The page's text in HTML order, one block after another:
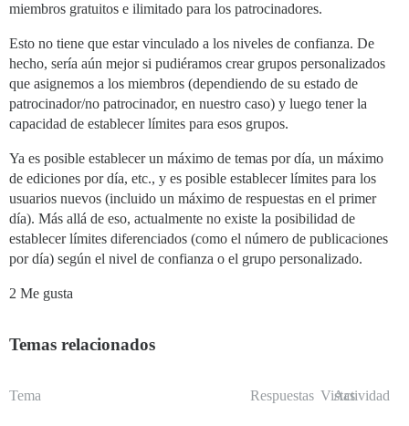
miembros gratuitos e ilimitado para los patrocinadores.
Esto no tiene que estar vinculado a los niveles de confianza. De
hecho, sería aún mejor si pudiéramos crear grupos personalizados
que asignemos a los miembros (dependiendo de su estado de
patrocinador/no patrocinador, en nuestro caso) y luego tener la
capacidad de establecer límites para esos grupos.
Ya es posible establecer un máximo de temas por día, un máximo
de ediciones por día, etc., y es posible establecer límites para los
usuarios nuevos (incluido un máximo de respuestas en el primer
día). Más allá de eso, actualmente no existe la posibilidad de
establecer límites diferenciados (como el número de publicaciones
por día) según el nivel de confianza o el grupo personalizado.
2 Me gusta
Temas relacionados
Tema Respuestas Vistas
Actividad